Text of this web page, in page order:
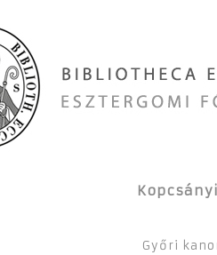
Győri